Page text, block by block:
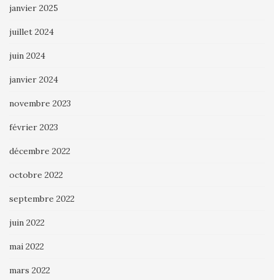
janvier 2025
juillet 2024
juin 2024
janvier 2024
novembre 2023
février 2023
décembre 2022
octobre 2022
septembre 2022
juin 2022
mai 2022
mars 2022